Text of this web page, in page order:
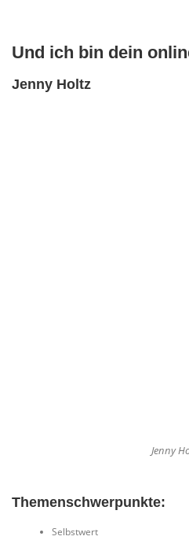
Und ich bin dein
Jenny Holtz
Jenny
Themenschwerpunkte:
Selbstwert